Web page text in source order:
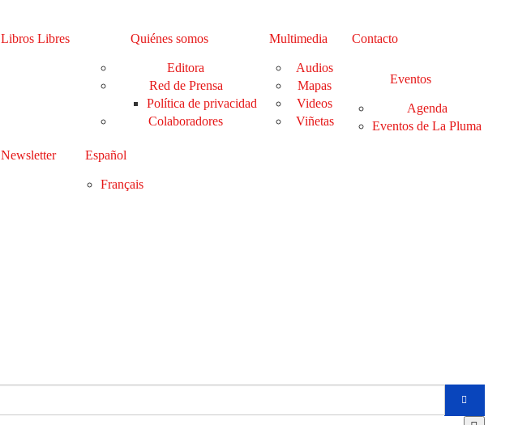
Libros Libres Quiénes somos
Editora
Red de Prensa
Política de privacidad
Colaboradores
Multimedia
Audios
Mapas
Videos
Viñetas
Contacto
Eventos
Agenda
Eventos de La Pluma
Newsletter Español
Français